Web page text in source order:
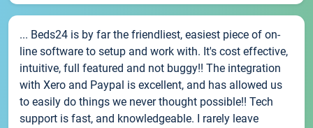
... Beds24 is by far the friendliest, easiest piece of on-
line software to setup and work with. It's cost effective,
intuitive, full featured and not buggy!! The integration
with Xero and Paypal is excellent, and has allowed us
to easily do things we never thought possible!! Tech
support is fast, and knowledgeable. I rarely leave